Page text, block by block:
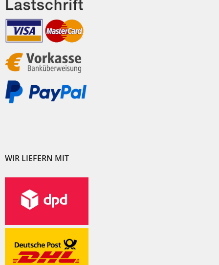
WIR LIEFERN MIT